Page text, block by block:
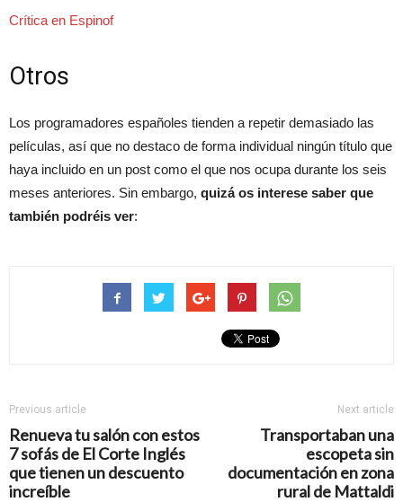
Crítica en Espinof
Otros
Los programadores españoles tienden a repetir demasiado las
películas, así que no destaco de forma individual ningún título que
haya incluido en un post como el que nos ocupa durante los seis
meses anteriores. Sin embargo, quizá os interese saber que
también podréis ver:
Previous article
Renueva tu salón con estos
7 sofás de El Corte Inglés
que tienen un descuento
increíble
Next article
Transportaban una
escopeta sin
documentación en zona
rural de Mattaldi